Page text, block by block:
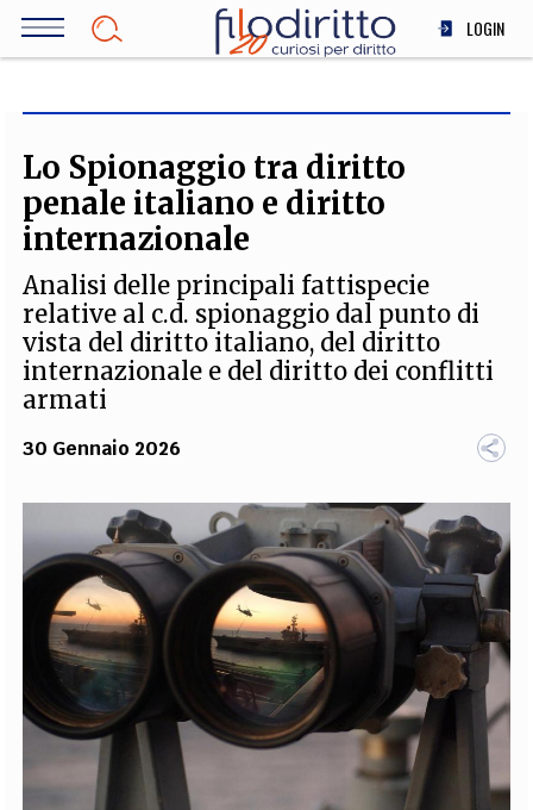
Salta
LOGIN
SOCIETÀ
MEDICINA
SCIENZA
INNOVAZIONE
ALTRO
CURATORI
EXTRA
CODICI RUBRICHE LIBRI PROCEEDINGS PUBBLICITÀ CONTATTI
SOCIAL MEDIA
Lo Spionaggio tra diritto
penale italiano e diritto
internazionale
Analisi delle principali fattispecie
relative al c.d. spionaggio dal punto di
vista del diritto italiano, del diritto
internazionale e del diritto dei conflitti
armati
30 Gennaio 2026